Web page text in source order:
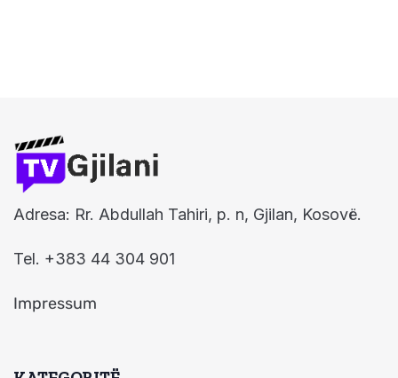
Adresa: Rr. Abdullah Tahiri, p. n, Gjilan, Kosovë.
Tel. +383 44 304 901
Impressum